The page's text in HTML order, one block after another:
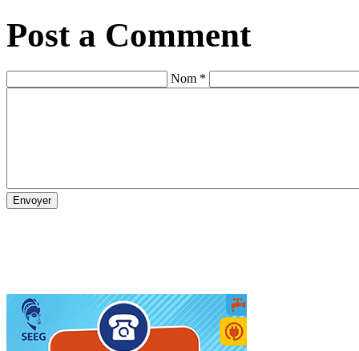
Post a Comment
Nom *